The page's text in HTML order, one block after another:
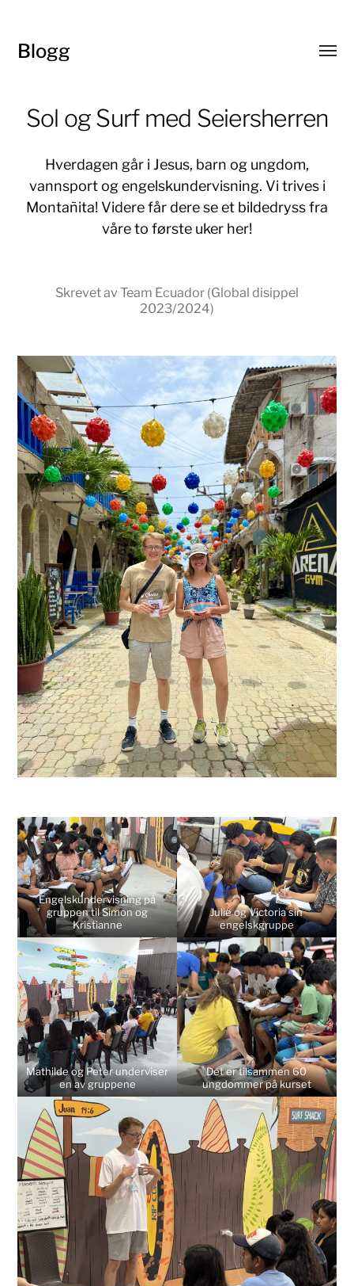
Blogg
Sol og Surf med Seiersherren
Hverdagen går i Jesus, barn og ungdom,
vannsport og engelskundervisning. Vi trives i
Montañita! Videre får dere se et bildedryss fra
våre to første uker her!
Skrevet av Team Ecuador (Global disippel
2023/2024)
Engelskundervisning på
gruppen til Simon og
Kristianne
Julie og Victoria sin
engelskgruppe
Mathilde og Peter underviser
en av gruppene
Det er tilsammen 60
ungdommer på kurset